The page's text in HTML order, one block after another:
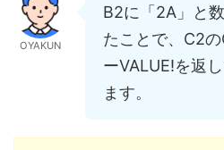
OYAKUN
B2に「2A」と
たことで、C2
ーVALUE!を返
ます。